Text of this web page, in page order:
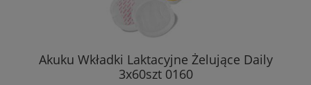
Akuku Wkładki Laktacyjne Żelujące Daily
3x60szt 0160